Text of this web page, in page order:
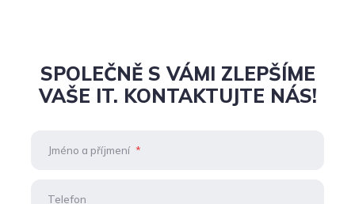
SPOLEČNĚ S VÁMI ZLEPŠÍME
VAŠE IT. KONTAKTUJTE NÁS!
Jméno a příjmení *
Telefon